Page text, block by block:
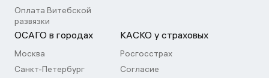
Оплата Витебской
развязки
ОСАГО в городах
Москва
Санкт-Петербург
КАСКО у страховых
Росгосстрах
Согласие